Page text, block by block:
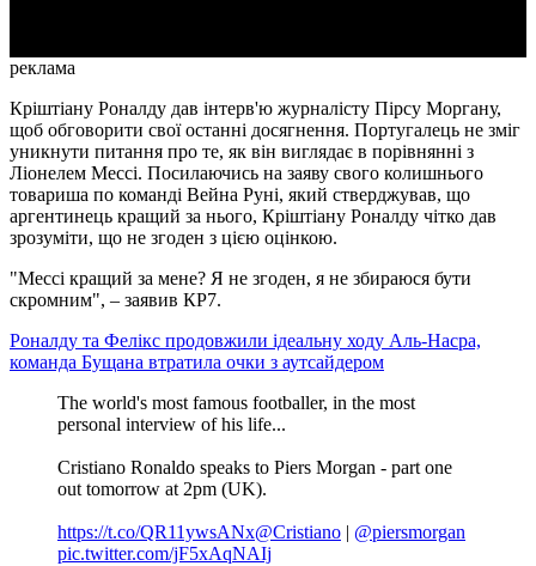
реклама
Кріштіану Роналду дав інтерв'ю журналісту Пірсу Моргану,
щоб обговорити свої останні досягнення. Португалець не зміг
уникнути питання про те, як він виглядає в порівнянні з
Ліонелем Мессі. Посилаючись на заяву свого колишнього
товариша по команді Вейна Руні, який стверджував, що
аргентинець кращий за нього, Кріштіану Роналду чітко дав
зрозуміти, що не згоден з цією оцінкою.
"Мессі кращий за мене? Я не згоден, я не збираюся бути
скромним", – заявив КР7.
Роналду та Фелікс продовжили ідеальну ходу Аль-Насра,
команда Бущана втратила очки з аутсайдером
The world's most famous footballer, in the most
personal interview of his life...
Cristiano Ronaldo speaks to Piers Morgan - part one
out tomorrow at 2pm (UK).
https://t.co/QR11ywsANx@Cristiano | @piersmorgan
pic.twitter.com/jF5xAqNAIj